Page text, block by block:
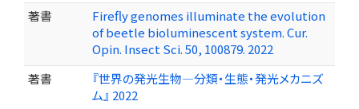
著書
Firefly genomes illuminate the evolution
of beetle bioluminescent system. Cur.
Opin. Insect Sci. 50, 100879. 2022
著書
『世界の発光生物―分類・生態・発光メカニズ
ム』 2022